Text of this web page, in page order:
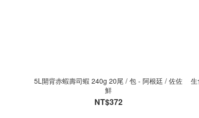
5L開背赤蝦壽司蝦 240g 20尾 / 包 - 阿根廷 / 佐佐
鮮
NT$372